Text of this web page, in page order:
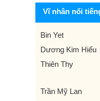
Vĩ nhân nổi
Bin Yet
Dương Kim Hiếu
Thiên Thy
Trần Mỹ Lan